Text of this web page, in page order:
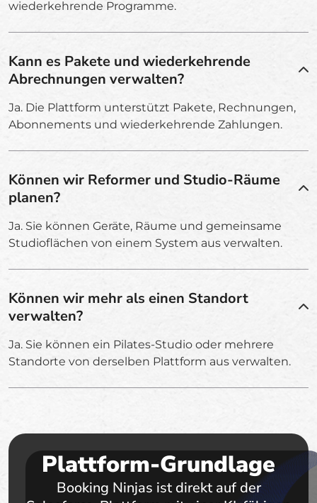
wiederkehrende Programme.
Kann es Pakete und wiederkehrende
Abrechnungen verwalten?
Ja. Die Plattform unterstützt Pakete, Rechnungen,
Abonnements und wiederkehrende Zahlungen.
Können wir Reformer und Studio-Räume
planen?
Ja. Sie können Geräte, Räume und gemeinsame
Studioflächen von einem System aus verwalten.
Können wir mehr als einen Standort
verwalten?
Ja. Sie können ein Pilates-Studio oder mehrere
Standorte von derselben Plattform aus verwalten.
Plattform-Grundlage
Booking Ninjas ist direkt auf der